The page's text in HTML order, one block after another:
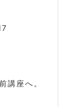
講座へ。